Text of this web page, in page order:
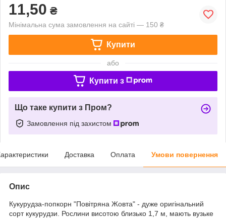
11,50 ₴
Мінімальна сума замовлення на сайті — 150 ₴
Купити
або
Купити з
Що таке купити з Пром?
Замовлення під захистом
Доставка Оплата Умови повернення
Опис
Кукурудза-попкорн "Повітряна Жовта" - дуже оригінальний
сорт кукурудзи. Рослини висотою близько 1,7 м, мають вузьке